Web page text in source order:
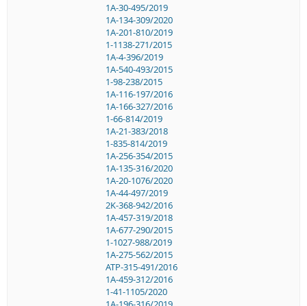
1A-30-495/2019
1A-134-309/2020
1A-201-810/2019
1-1138-271/2015
1A-4-396/2019
1A-540-493/2015
1-98-238/2015
1A-116-197/2016
1A-166-327/2016
1-66-814/2019
1A-21-383/2018
1-835-814/2019
1A-256-354/2015
1A-135-316/2020
1A-20-1076/2020
1A-44-497/2019
2K-368-942/2016
1A-457-319/2018
1A-677-290/2015
1-1027-988/2019
1A-275-562/2015
ATP-315-491/2016
1A-459-312/2016
1-41-1105/2020